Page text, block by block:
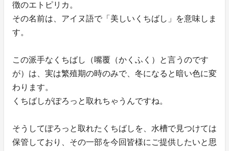
徴のエトピリカ。
その名前は、アイヌ語で「美しいくちばし」を意味しま
す。
この派手なくちばし（嘴覆（かくふく）と言うのです
が）は、実は繁殖期の時のみで、冬になると暗い色に変
わります。
くちばしがぽろっと取れちゃうんですね。
そうしてぽろっと取れたくちばしを、水槽で見つけては
保管しており、その一部を今回皆様にご提供したいと思